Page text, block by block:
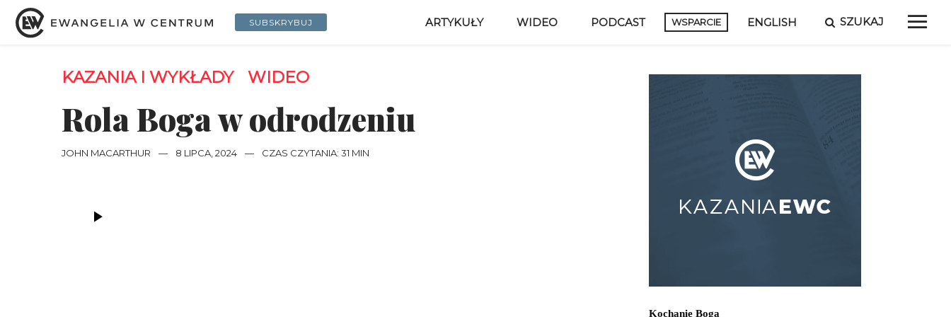
SUBSKRYBUJ ARTYKUŁY WIDEO PODCAST WSPARCIE ENGLISH SZUKAJ
KAZANIA I WYKŁADY WIDEO
Rola Boga w odrodzeniu
JOHN MACARTHUR — 8 LIPCA, 2024 — CZAS CZYTANIA: 31 MIN
Kochanie Boga